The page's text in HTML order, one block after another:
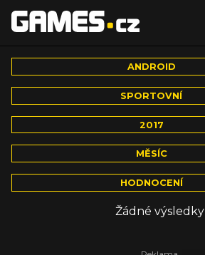
ANDROID
SPORTOVNÍ
2017
MĚSÍC
HODNOCENÍ
Žádné výsledky